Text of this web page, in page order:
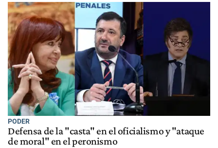
PODER
Defensa de la "casta" en el oficialismo y "ataque
de moral" en el peronismo